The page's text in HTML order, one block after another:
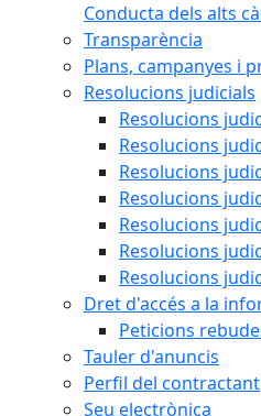
Conducta dels alts
Transparència
Plans, campanyes i
Resolucions judicials
Resolucions
Resolucions
Resolucions
Resolucions
Resolucions
Resolucions
Resolucions
Dret d'accés a la
Peticions
Tauler d'anuncis
Perfil del contractant
Seu electrònica